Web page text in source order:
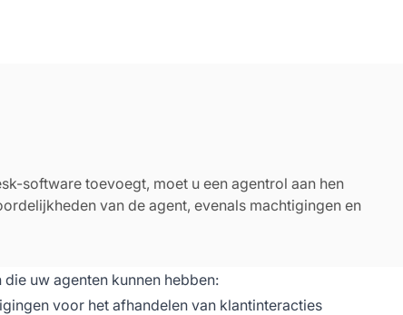
software toevoegt, moet u een agentrol aan hen
van de agent, evenals machtigingen en
uw agenten kunnen hebben:
voor het afhandelen van klantinteracties